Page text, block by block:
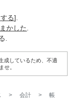
る].
かした
.
成しているため、不適
せ。
> 会計 >
帳